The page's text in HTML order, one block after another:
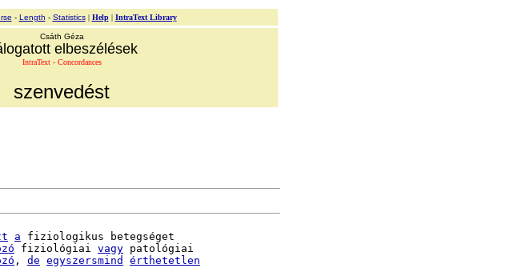
- Length - Statistics| Help| IntraText Library
Csáth Géza
elbeszélések
IntraText - Concordances
szenvedést
a fiziologikus betegséget
fiziológiai vagy patológiai
, de egyszersmind érthetetlen